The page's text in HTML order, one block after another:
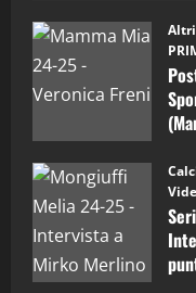
–
–
a
3